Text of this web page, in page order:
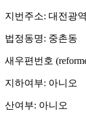
지번주소: 대전광
법정동명: 중촌동
새우편번호
지하여부: 아니오
산여부: 아니오